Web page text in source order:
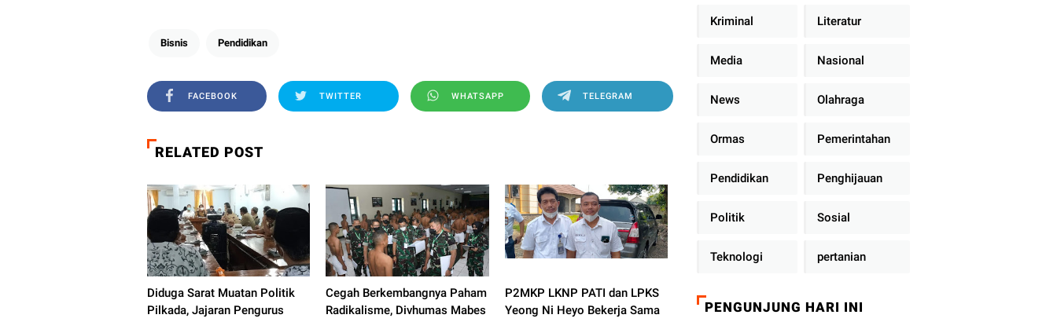
Bisnis Pendidikan
FACEBOOK TWITTER WHATSAPP TELEGRAM
RELATED POST
Diduga Sarat Muatan Politik
Pilkada, Jajaran Pengurus
Cegah Berkembangnya Paham
Radikalisme, Divhumas Mabes
P2MKP LKNP PATI dan LPKS
Yeong Ni Heyo Bekerja Sama
Kriminal Literatur
Media Nasional
News Olahraga
Ormas Pemerintahan
Pendidikan Penghijauan
Politik Sosial
Teknologi pertanian
PENGUNJUNG HARI INI